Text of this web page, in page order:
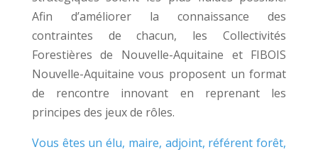
Afin d’améliorer la connaissance des
contraintes de chacun, les Collectivités
Forestières de Nouvelle-Aquitaine et FIBOIS
Nouvelle-Aquitaine vous proposent un format
de rencontre innovant en reprenant les
principes des jeux de rôles.
Vous êtes un élu, maire, adjoint, référent forêt,